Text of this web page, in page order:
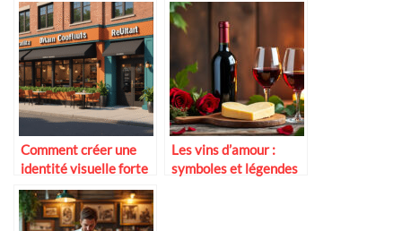
Comment créer une
identité visuelle forte
pour son restaurant
Les vins d’amour :
symboles et légendes